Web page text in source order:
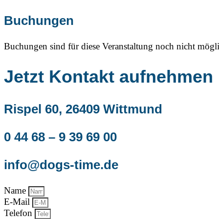
Buchungen
Buchungen sind für diese Veranstaltung noch nicht
Jetzt Kontakt aufnehmen
Rispel 60, 26409 Wittmund
0 44 68 – 9 39 69 00
info@dogs-time.de
Name
E-Mail
Telefon